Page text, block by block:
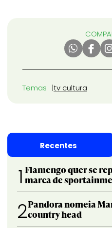
Temas tv cultura
Recentes
1 Flamengo quer se
marca de
2Pandora nomeia
country head